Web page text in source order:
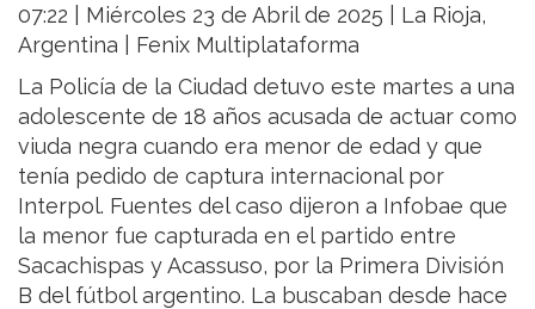
07:22 | Miércoles 23 de Abril de 2025 | La Rioja,
Argentina | Fenix Multiplataforma
La Policía de la Ciudad detuvo este martes a una
adolescente de 18 años acusada de actuar como
viuda negra cuando era menor de edad y que
tenía pedido de captura internacional por
Interpol. Fuentes del caso dijeron a Infobae que
la menor fue capturada en el partido entre
Sacachispas y Acassuso, por la Primera División
B del fútbol argentino. La buscaban desde hace